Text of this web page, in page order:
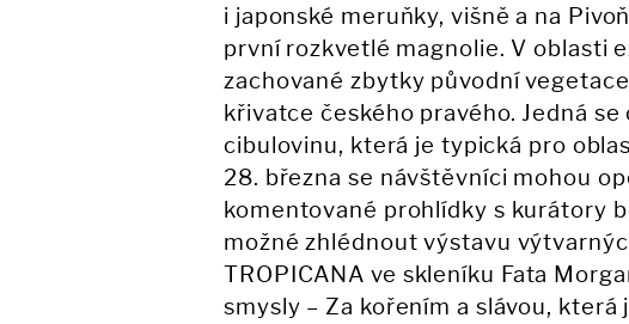
i japonské meruňky, višně a na
první rozkvetlé magnolie. V oblasti
zachované zbytky původní
křivatce českého pravého. Jedná
cibulovinu, která je typická pro
28. března se návštěvníci mohou
komentované prohlídky s kurátory
možné zhlédnout výstavu
TROPICANA ve skleníku Fata
smysly – Za kořením a slávou,